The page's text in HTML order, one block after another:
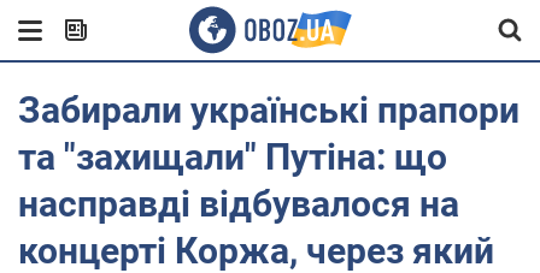
Забирали українські прапори
та "захищали" Путіна: що
насправді відбувалося на
концерті Коржа, через який